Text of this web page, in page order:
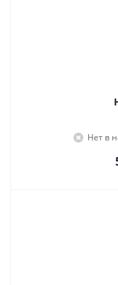
Нет в